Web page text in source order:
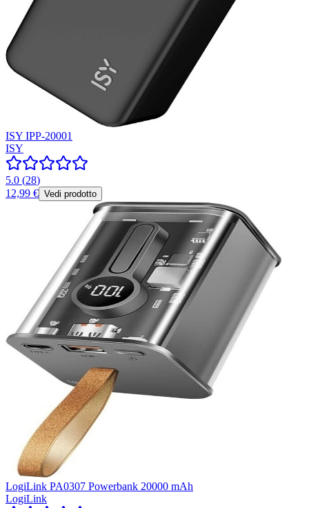
ISY IPP-20001
ISY
5.0 (28)
12,99 € Vedi prodotto
LogiLink PA0307 Powerbank 20000 mAh
LogiLink